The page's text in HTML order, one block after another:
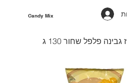
Candy Mix
גבינה פלפל שחור 130 ג